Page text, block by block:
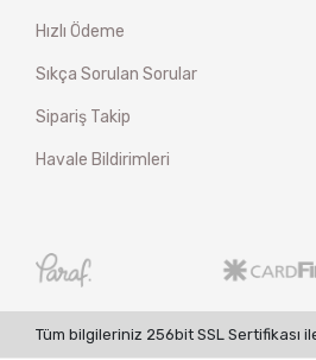
Hızlı Ödeme
Sıkça Sorulan Sorular
Sipariş Takip
Havale Bildirimleri
Tüm bilgileriniz 256bit SSL Sertifikası